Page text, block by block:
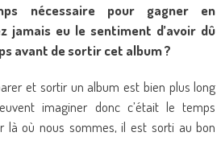
nécessaire pour gagner en
jamais eu le sentiment d’avoir dû
avant de sortir cet album ?
et sortir un album est bien plus long
imaginer donc c’était le temps
là où nous sommes, il est sorti au bon